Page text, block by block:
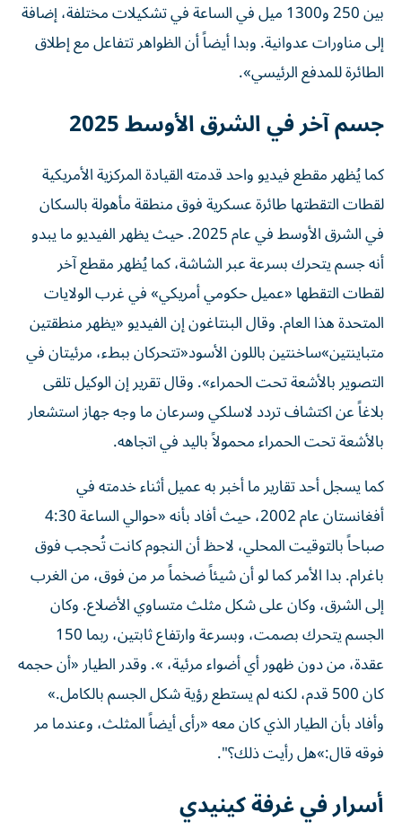
بين 250 و1300 ميل في الساعة في تشكيلات مختلفة، إضافة
إلى مناورات عدوانية. وبدا أيضاً أن الظواهر تتفاعل مع إطلاق
الطائرة للمدفع الرئيسي».
جسم آخر في الشرق الأوسط 2025
كما يُظهر مقطع فيديو واحد قدمته القيادة المركزية الأمريكية
لقطات التقطتها طائرة عسكرية فوق منطقة مأهولة بالسكان
في الشرق الأوسط في عام 2025. حيث يظهر الفيديو ما يبدو
أنه جسم يتحرك بسرعة عبر الشاشة، كما يُظهر مقطع آخر
لقطات التقطها «عميل حكومي أمريكي» في غرب الولايات
المتحدة هذا العام. وقال البنتاغون إن الفيديو «يظهر منطقتين
متباينتين»ساخنتين باللون الأسود«تتحركان ببطء، مرئيتان في
التصوير بالأشعة تحت الحمراء». وقال تقرير إن الوكيل تلقى
بلاغاً عن اكتشاف تردد لاسلكي وسرعان ما وجه جهاز استشعار
بالأشعة تحت الحمراء محمولاً باليد في اتجاهه.
كما يسجل أحد تقارير ما أخبر به عميل أثناء خدمته في
أفغانستان عام 2002، حيث أفاد بأنه «حوالي الساعة 4:30
صباحاً بالتوقيت المحلي، لاحظ أن النجوم كانت تُحجب فوق
باغرام. بدا الأمر كما لو أن شيئاً ضخماً مر من فوق، من الغرب
إلى الشرق، وكان على شكل مثلث متساوي الأضلاع. وكان
الجسم يتحرك بصمت، وبسرعة وارتفاع ثابتين، ربما 150
عقدة، من دون ظهور أي أضواء مرئية، ». وقدر الطيار «أن حجمه
كان 500 قدم، لكنه لم يستطع رؤية شكل الجسم بالكامل.»
وأفاد بأن الطيار الذي كان معه «رأى أيضاً المثلث، وعندما مر
فوقه قال:»هل رأيت ذلك؟".
أسرار في غرفة كينيدي